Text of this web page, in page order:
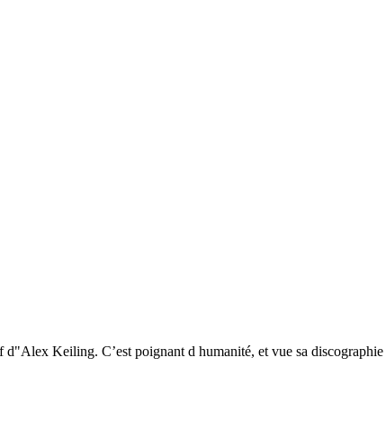
Keiling. C’est poignant d humanité, et vue sa discographie